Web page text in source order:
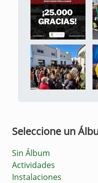
Seleccione un
Sin Álbum
Actividades
Instalaciones